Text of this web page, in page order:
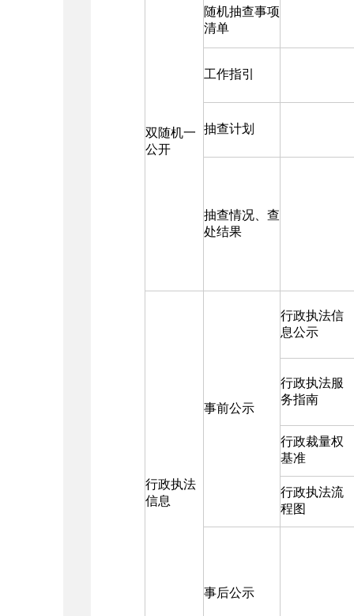
双随机一
公开
随机抽查事项
清单
工作指引
抽查计划
抽查情况、查
处结果
行政执法
信息
事前公示
行政执法信
息公示
行政执法服
务指南
行政裁量权
基准
行政执法流
程图
事后公示